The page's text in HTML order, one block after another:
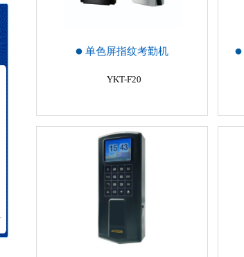
单色屏指纹考勤机
YKT-F20